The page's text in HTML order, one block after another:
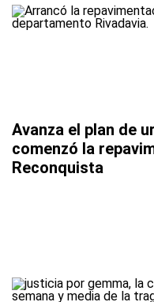
Avanza el plan de
comenzó la
Reconquista